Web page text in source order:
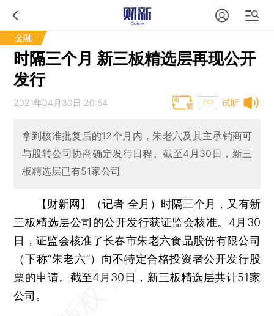
金融
时隔三个月 新三板精选层再现公开
发行
试听
2021年04月30日 20:54 T中
拿到核准批复后的12个月内，朱老六及其主承销商可
与股转公司协商确定发行日程。截至4月30日，新三
板精选层已有51家公司
【财新网】（记者 全月） 时隔三个月，又有新
三板精选层公司的公开发行获证监会核准。4月30
日，证监会核准了长春市朱老六食品股份有限公司
（下称“朱老六”）向不特定合格投资者公开发行股
票的申请。截至4月30日，新三板精选层共计51家
公司。